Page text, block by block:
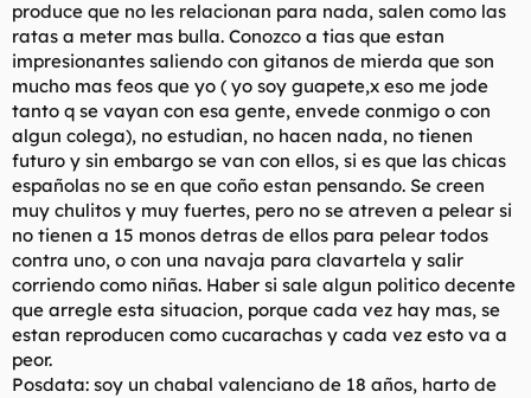
produce que no les relacionan para nada, salen como las
ratas a meter mas bulla. Conozco a tias que estan
impresionantes saliendo con gitanos de mierda que son
mucho mas feos que yo ( yo soy guapete,x eso me jode
tanto q se vayan con esa gente, envede conmigo o con
algun colega), no estudian, no hacen nada, no tienen
futuro y sin embargo se van con ellos, si es que las chicas
españolas no se en que coño estan pensando. Se creen
muy chulitos y muy fuertes, pero no se atreven a pelear si
no tienen a 15 monos detras de ellos para pelear todos
contra uno, o con una navaja para clavartela y salir
corriendo como niñas. Haber si sale algun politico decente
que arregle esta situacion, porque cada vez hay mas, se
estan reproducen como cucarachas y cada vez esto va a
peor.
Posdata: soy un chabal valenciano de 18 años, harto de